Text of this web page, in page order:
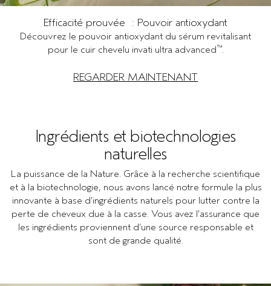
Efficacité prouvée : Pouvoir antioxydant
Découvrez le pouvoir antioxydant du sérum revitalisant
pour le cuir chevelu invati ultra advanced™.
REGARDER MAINTENANT
Ingrédients et biotechnologies
naturelles
La puissance de la Nature. Grâce à la recherche scientifique
et à la biotechnologie, nous avons lancé notre formule la plus
innovante à base d’ingrédients naturels pour lutter contre la
perte de cheveux due à la casse. Vous avez l’assurance que
les ingrédients proviennent d’une source responsable et
sont de grande qualité.